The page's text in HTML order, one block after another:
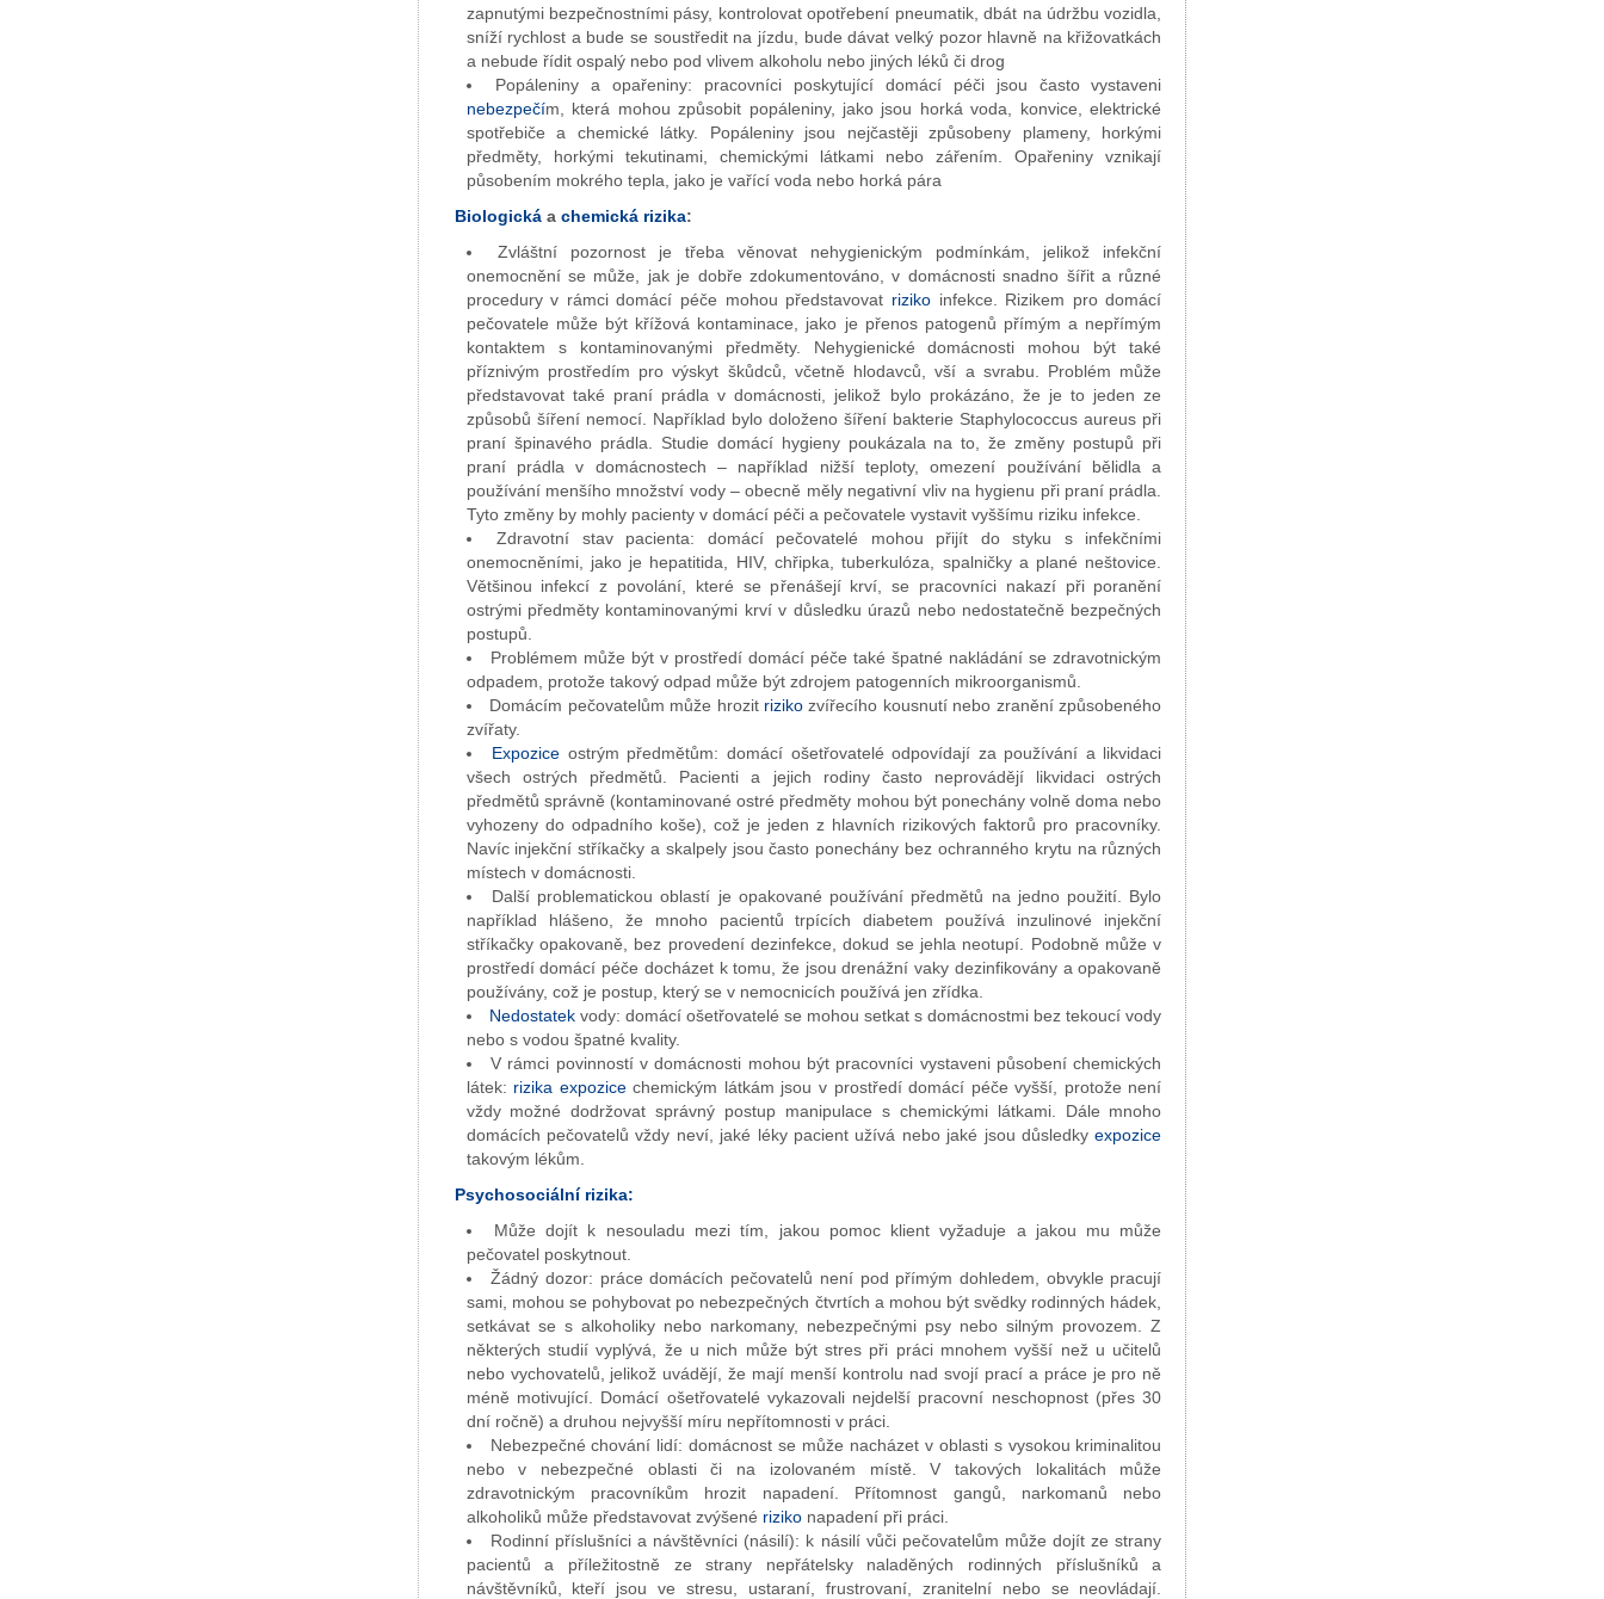
zapnutými bezpečnostními pásy, kontrolovat opotřebení pneumatik, dbát na údržbu vozidla,
sníží rychlost a bude se soustředit na jízdu, bude dávat velký pozor hlavně na křižovatkách
a nebude řídit ospalý nebo pod vlivem alkoholu nebo jiných léků či drog
Popáleniny a opařeniny: pracovníci poskytující domácí péči jsou často vystaveni
nebezpečím, která mohou způsobit popáleniny, jako jsou horká voda, konvice, elektrické
spotřebiče a chemické látky. Popáleniny jsou nejčastěji způsobeny plameny, horkými
předměty, horkými tekutinami, chemickými látkami nebo zářením. Opařeniny vznikají
působením mokrého tepla, jako je vařící voda nebo horká pára
Biologickáa chemická rizika:
Zvláštní pozornost je třeba věnovat nehygienickým podmínkám, jelikož infekční
onemocnění se může, jak je dobře zdokumentováno, v domácnosti snadno šířit a různé
procedury v rámci domácí péče mohou představovat rizikoinfekce. Rizikem pro domácí
pečovatele může být křížová kontaminace, jako je přenos patogenů přímým a nepřímým
kontaktem s kontaminovanými předměty. Nehygienické domácnosti mohou být také
příznivým prostředím pro výskyt škůdců, včetně hlodavců, vší a svrabu. Problém může
představovat také praní prádla v domácnosti, jelikož bylo prokázáno, že je to jeden ze
způsobů šíření nemocí. Například bylo doloženo šíření bakterie Staphylococcus aureus při
praní špinavého prádla. Studie domácí hygieny poukázala na to, že změny postupů při
praní prádla v domácnostech – například nižší teploty, omezení používání bělidla a
používání menšího množství vody – obecně měly negativní vliv na hygienu při praní prádla.
Tyto změny by mohly pacienty v domácí péči a pečovatele vystavit vyššímu riziku infekce.
Zdravotní stav pacienta: domácí pečovatelé mohou přijít do styku s infekčními
onemocněními, jako je hepatitida, HIV, chřipka, tuberkulóza, spalničky a plané neštovice.
Většinou infekcí z povolání, které se přenášejí krví, se pracovníci nakazí při poranění
ostrými předměty kontaminovanými krví v důsledku úrazů nebo nedostatečně bezpečných
postupů.
Problémem může být v prostředí domácí péče také špatné nakládání se zdravotnickým
odpadem, protože takový odpad může být zdrojem patogenních mikroorganismů.
Domácím pečovatelům může hrozit riziko zvířecího kousnutí nebo zranění způsobeného
zvířaty.
Expozice ostrým předmětům: domácí ošetřovatelé odpovídají za používání a likvidaci
všech ostrých předmětů. Pacienti a jejich rodiny často neprovádějí likvidaci ostrých
předmětů správně (kontaminované ostré předměty mohou být ponechány volně doma nebo
vyhozeny do odpadního koše), což je jeden z hlavních rizikových faktorů pro pracovníky.
Navíc injekční stříkačky a skalpely jsou často ponechány bez ochranného krytu na různých
místech v domácnosti.
Další problematickou oblastí je opakované používání předmětů na jedno použití. Bylo
například hlášeno, že mnoho pacientů trpících diabetem používá inzulinové injekční
stříkačky opakovaně, bez provedení dezinfekce, dokud se jehla neotupí. Podobně může v
prostředí domácí péče docházet k tomu, že jsou drenážní vaky dezinfikovány a opakovaně
používány, což je postup, který se v nemocnicích používá jen zřídka.
Nedostatekvody: domácí ošetřovatelé se mohou setkat s domácnostmi bez tekoucí vody
nebo s vodou špatné kvality.
V rámci povinností v domácnosti mohou být pracovníci vystaveni působení chemických
látek: rizika expozicechemickým látkám jsou v prostředí domácí péče vyšší, protože není
vždy možné dodržovat správný postup manipulace s chemickými látkami. Dále mnoho
domácích pečovatelů vždy neví, jaké léky pacient užívá nebo jaké jsou důsledkyexpozice
takovým lékům.
Psychosociální rizika:
Může dojít k nesouladu mezi tím, jakou pomoc klient vyžaduje a jakou mu může
pečovatel poskytnout.
Žádný dozor: práce domácích pečovatelů není pod přímým dohledem, obvykle pracují
sami, mohou se pohybovat po nebezpečných čtvrtích a mohou být svědky rodinných hádek,
setkávat se s alkoholiky nebo narkomany, nebezpečnými psy nebo silným provozem. Z
některých studií vyplývá, že u nich může být stres při práci mnohem vyšší než u učitelů
nebo vychovatelů, jelikož uvádějí, že mají menší kontrolu nad svojí prací a práce je pro ně
méně motivující. Domácí ošetřovatelé vykazovali nejdelší pracovní neschopnost (přes 30
dní ročně) a druhou nejvyšší míru nepřítomnosti v práci.
Nebezpečné chování lidí: domácnost se může nacházet v oblasti s vysokou kriminalitou
nebo v nebezpečné oblasti či na izolovaném místě. V takových lokalitách může
zdravotnickým pracovníkům hrozit napadení. Přítomnost gangů, narkomanů nebo
alkoholiků může představovat zvýšené rizikonapadení při práci.
Rodinní příslušníci a návštěvníci (násilí): k násilí vůči pečovatelům může dojít ze strany
pacientů a příležitostně ze strany nepřátelsky naladěných rodinných příslušníků a
návštěvníků, kteří jsou ve stresu, ustaraní, frustrovaní, zranitelní nebo se neovládají.